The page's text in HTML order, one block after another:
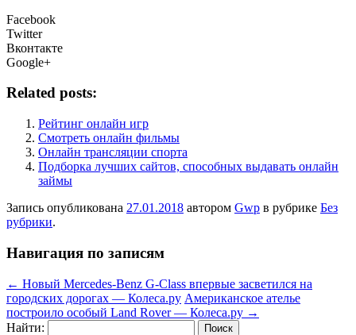
Facebook
Twitter
Вконтакте
Google+
Related posts:
Рейтинг онлайн игр
Смотреть онлайн фильмы
Онлайн трансляции спорта
Подборка лучших сайтов, способных выдавать онлайн
займы
Запись опубликована 27.01.2018 автором Gwp в рубрике Без
рубрики.
Навигация по записям
← Новый Mercedes-Benz G-Class впервые засветился на
городских дорогах — Колеса.ру Американское ателье
построило особый Land Rover — Колеса.ру →
Найти: